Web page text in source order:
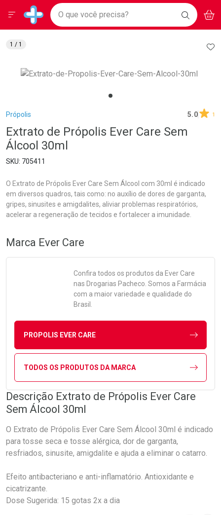
Drogarias Pacheco
Baixe nosso APP e aproveite Ofertas Exclusivas!
BAIXE
O APP
Ir direto para a home
pela página
Ir direto para o conteúdo
Ir direto para a busca
Ir direto para a conta
Ir direto para a notificações
Ir direto para o carrinho
Faça a sua busca
O que você precisa? BUSCAR
Menu
Breadcrumb
Própolis 5.0 1
Extrato de Própolis Ever Care Sem
Álcool 30ml
705411
O Extrato de Própolis Ever Care Sem Álcool com 30ml é indicado
em diversos quadros, tais como: no auxílio de dores de garganta,
gripes, sinusites e amigdalites, aliviar problemas respiratórios,
acelerar a regeneração de tecidos e fortalecer a imunidade.
1 / 1
Marca Ever Care
Confira todos os produtos da Ever Care
nas Drogarias Pacheco. Somos a Farmácia
com a maior variedade e qualidade do
Brasil.
PROPOLIS EVER CARE
TODOS OS PRODUTOS DA MARCA
Descrição Extrato de Própolis Ever Care
Sem Álcool 30ml
O Extrato de Própolis Ever Care Sem Álcool 30ml é indicado
para tosse seca e tosse alérgica, dor de garganta,
resfriados, sinusite, amigdalite e ajuda a eliminar o catarro.
Efeito antibacteriano e anti-inflamatório. Antioxidante e
cicatrizante.
Dose Sugerida: 15 gotas 2x a dia